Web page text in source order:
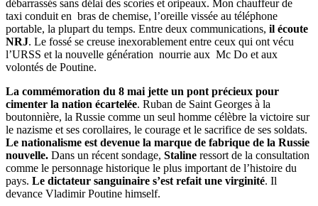
débarrassés sans délai des scories et oripeaux. Mon chauffeur de
taxi conduit en bras de chemise, l’oreille vissée au téléphone
portable, la plupart du temps. Entre deux communications, il écoute
NRJ. Le fossé se creuse inexorablement entre ceux qui ont vécu
l’URSS et la nouvelle génération nourrie aux Mc Do et aux
volontés de Poutine.
La commémoration du 8 mai jette un pont précieux pour
cimenter la nation écartelée. Ruban de Saint Georges à la
boutonnière, la Russie comme un seul homme célèbre la victoire sur
le nazisme et ses corollaires, le courage et le sacrifice de ses soldats.
Le nationalisme est devenue la marque de fabrique de la Russie
nouvelle. Dans un récent sondage, Staline ressort de la consultation
comme le personnage historique le plus important de l’histoire du
pays. Le dictateur sanguinaire s’est refait une virginité. Il
devance Vladimir Poutine himself.